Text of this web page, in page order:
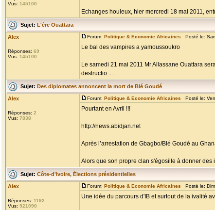
Vus: 145100
Echanges houleux, hier mercredi 18 mai 2011,
Sujet: L'ère Ouattara
Alex
Réponses: 69
Vus: 145100
Forum: Politique & Economie Africaines Posté le:
Le bal des vampires a yamoussoukro
Le samedi 21 mai 2011 Mr Allassane Ouattara
destructio ...
Sujet: Des diplomates annoncent la mort de Blé Goudé
Alex
Réponses: 2
Vus: 7838
Forum: Politique & Economie Africaines Posté le:
Pourtant en Avril !!!
http://news.abidjan.net
Après l’arrestation de Gbagbo/Blé Goudé au
Alors que son propre clan s'égosille à donner
Sujet: Côte-d'Ivoire, Élections présidentielles
Alex
Réponses: 1192
Vus: 921090
Forum: Politique & Economie Africaines Posté le:
Une idée du parcours d'IB et surtout de la ivalité